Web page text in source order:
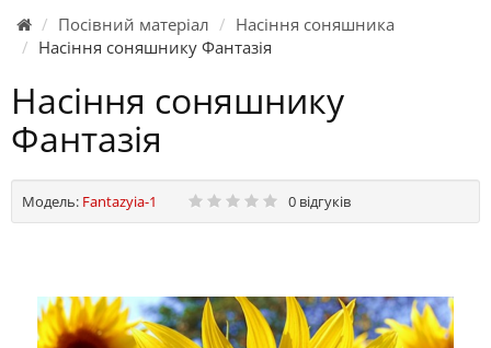
Посівний матеріал
Насіння соняшника
Насіння соняшнику Фантазія
Насіння соняшнику
Фантазія
Модель: Fantazyia-1 0 відгуків